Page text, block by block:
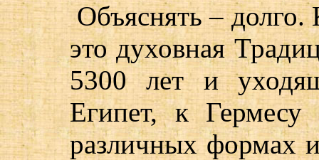
Объяснять – долго.
это духовная
5300 лет и
Египет, к Гермесу
различных формах